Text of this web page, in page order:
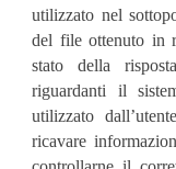
utilizzato nel
del file ottenuto in
stato della
riguardanti il
utilizzato
ricavare